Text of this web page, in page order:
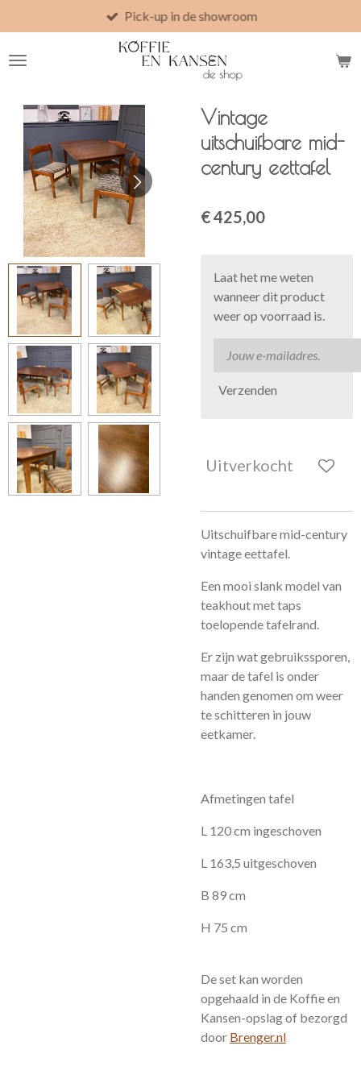
direct
naar
Pick-up in de showroom
Vintage
uitschuifbare mid-
century eettafel
€ 425,00
Laat het me weten
wanneer dit product
weer op voorraad is.
Verzenden
Uitverkocht
Uitschuifbare mid-century
vintage eettafel.
Een mooi slank model van
teakhout met taps
toelopende tafelrand.
Er zijn wat gebruikssporen,
maar de tafel is onder
handen genomen om weer
te schitteren in jouw
eetkamer.
Afmetingen tafel
L 120 cm ingeschoven
L 163,5 uitgeschoven
B 89 cm
H 75 cm
De set kan worden
opgehaald in de Koffie en
Kansen-opslag of bezorgd
door Brenger.nl